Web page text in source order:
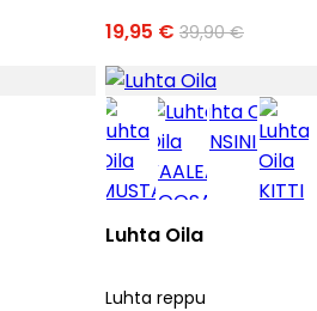
19,95 € 39,90 €
Luhta Oila
Luhta reppu